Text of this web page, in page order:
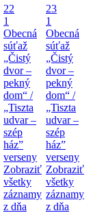
22
1
Obecná
súťaž
„Čistý
dvor –
pekný
dom“ /
„Tiszta
udvar –
szép
ház”
verseny
Zobraziť
všetky
záznamy
z dňa
23
1
Obecná
súťaž
„Čistý
dvor –
pekný
dom“ /
„Tiszta
udvar –
szép
ház”
verseny
Zobraziť
všetky
záznamy
z dňa